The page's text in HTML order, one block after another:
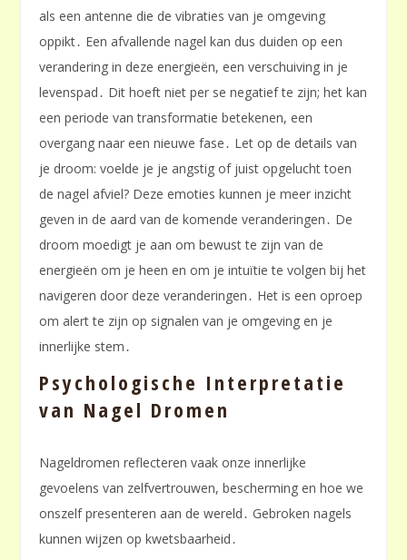
als een antenne die de vibraties van je omgeving
oppikt․ Een afvallende nagel kan dus duiden op een
verandering in deze energieën, een verschuiving in je
levenspad․ Dit hoeft niet per se negatief te zijn; het kan
een periode van transformatie betekenen, een
overgang naar een nieuwe fase․ Let op de details van
je droom: voelde je je angstig of juist opgelucht toen
de nagel afviel? Deze emoties kunnen je meer inzicht
geven in de aard van de komende veranderingen․ De
droom moedigt je aan om bewust te zijn van de
energieën om je heen en om je intuïtie te volgen bij het
navigeren door deze veranderingen․ Het is een oproep
om alert te zijn op signalen van je omgeving en je
innerlijke stem․
Psychologische Interpretatie
van Nagel Dromen
Nageldromen reflecteren vaak onze innerlijke
gevoelens van zelfvertrouwen, bescherming en hoe we
onszelf presenteren aan de wereld․ Gebroken nagels
kunnen wijzen op kwetsbaarheid․